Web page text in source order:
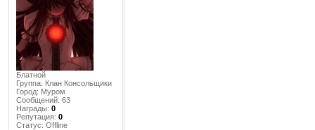
Блатной
Группа: Клан Консольщики
Город: Муром
Сообщений: 63
Награды: 0
Репутация: 0
Статус: Offline